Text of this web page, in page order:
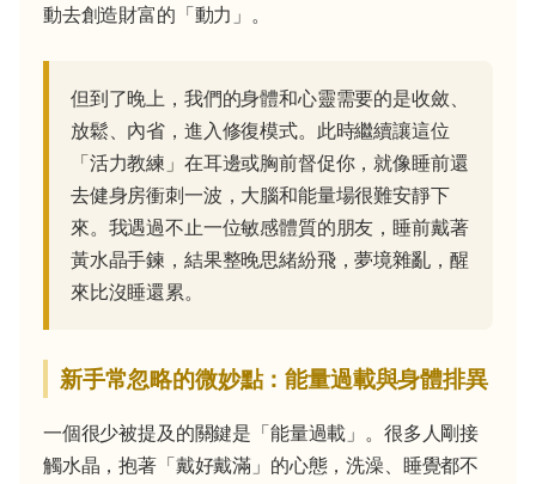
動去創造財富的「動力」。
但到了晚上，我們的身體和心靈需要的是收斂、
放鬆、內省，進入修復模式。此時繼續讓這位
「活力教練」在耳邊或胸前督促你，就像睡前還
去健身房衝刺一波，大腦和能量場很難安靜下
來。我遇過不止一位敏感體質的朋友，睡前戴著
黃水晶手鍊，結果整晚思緒紛飛，夢境雜亂，醒
來比沒睡還累。
新手常忽略的微妙點：能量過載與身體排異
一個很少被提及的關鍵是「能量過載」。很多人剛接
觸水晶，抱著「戴好戴滿」的心態，洗澡、睡覺都不